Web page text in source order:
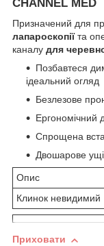
CHANNEL MED
Призначений для
лапароскопіїта
каналу для
Позбавтеся
ідеальний огляд
Безлезове
Ергономічний
Спрощена
Двошарове
Опис
Клинок невидимий
Приховати